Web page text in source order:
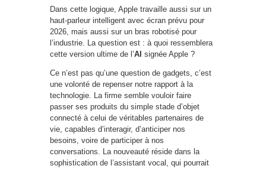
Dans cette logique, Apple travaille aussi sur un
haut-parleur intelligent avec écran prévu pour
2026, mais aussi sur un bras robotisé pour
l’industrie. La question est : à quoi ressemblera
cette version ultime de l’AI signée Apple ?
Ce n’est pas qu’une question de gadgets, c’est
une volonté de repenser notre rapport à la
technologie. La firme semble vouloir faire
passer ses produits du simple stade d’objet
connecté à celui de véritables partenaires de
vie, capables d’interagir, d’anticiper nos
besoins, voire de participer à nos
conversations. La nouveauté réside dans la
sophistication de l’assistant vocal, qui pourrait